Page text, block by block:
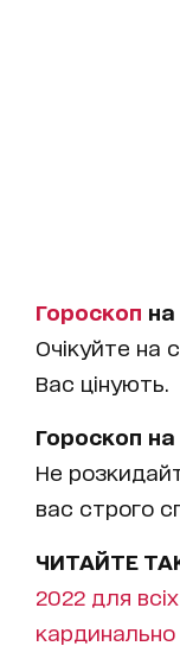
Гороскоп на
Очікуйте на
Вас цінують.
Гороскоп на
Не
вас строго
ЧИТАЙТЕ
2022 для
кардинально